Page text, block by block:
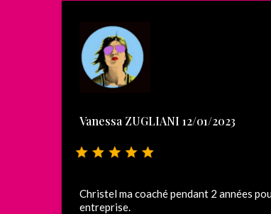
Vanessa ZUGLIANI 12/01/2023
Christel ma coaché pendant 2 années
entreprise.